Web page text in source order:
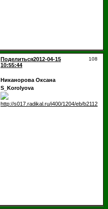
Поделиться 108
2012-04-15
10:55:44
Никанорова Оксана
S_Korolyova